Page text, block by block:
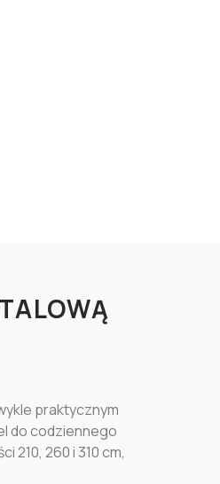
praktycznym
do codziennego
210, 260 i 310 cm,